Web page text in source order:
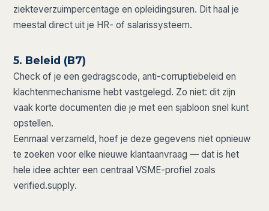
ziekteverzuimpercentage en opleidingsuren. Dit haal je
meestal direct uit je HR- of salarissysteem.
5. Beleid (B7)
Check of je een gedragscode, anti-corruptiebeleid en
klachtenmechanisme hebt vastgelegd. Zo niet: dit zijn
vaak korte documenten die je met een sjabloon snel kunt
opstellen.
Eenmaal verzameld, hoef je deze gegevens niet opnieuw
te zoeken voor elke nieuwe klantaanvraag — dat is het
hele idee achter een centraal VSME-profiel zoals
verified.supply.